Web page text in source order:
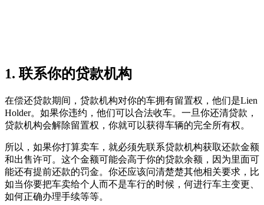
1. 联系你的贷款机构
在偿还贷款期间，贷款机构对你的车拥有留置权，他们是Lien
Holder。如果你违约，他们可以合法收车。一旦你还清贷款，
贷款机构会解除留置权，你就可以获得车辆的完全所有权。
所以，如果你打算卖车，就必须先联系贷款机构获取还款金额
和出售许可。这个金额可能会高于你的贷款余额，因为里面可
能还有提前还款的罚金。你还应该问清楚楚其他相关要求，比
如当你要把车卖给个人而不是车行的时候，何进行车主变更、
如何正确办理手续等等。